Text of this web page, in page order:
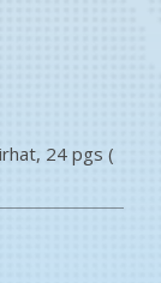
24 pgs (